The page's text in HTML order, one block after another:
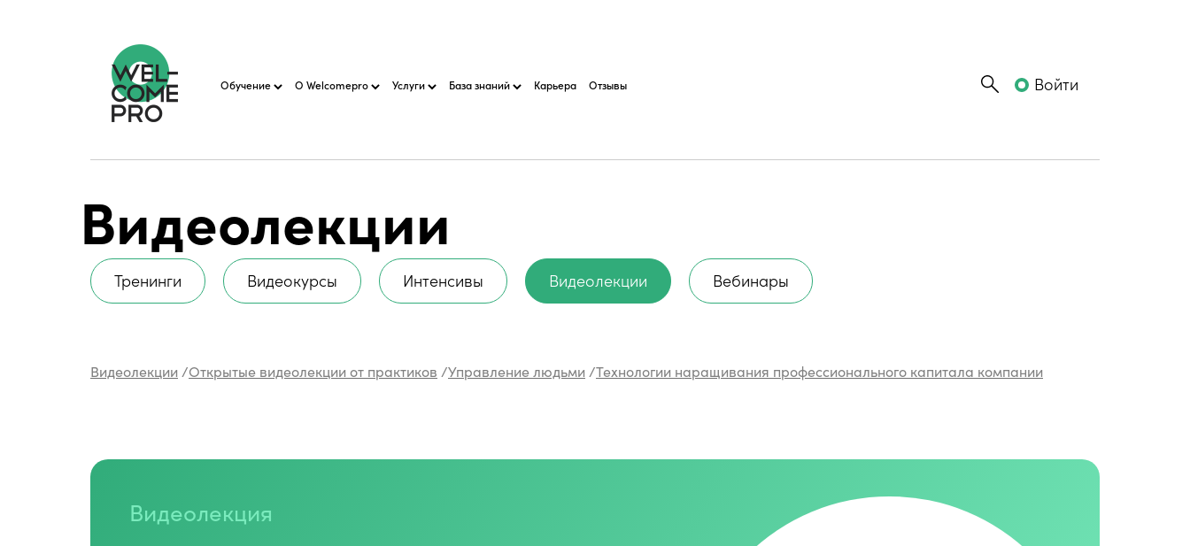
Обучение О Welcomepro Услуги База знаний Карьера Отзывы Войти
Видеолекции
Тренинги Видеокурсы Интенсивы Видеолекции Вебинары
Видеолекции /Открытые видеолекции от практиков /Управление людьми /Технологии наращивания профессионального капитала компании
Видеолекция